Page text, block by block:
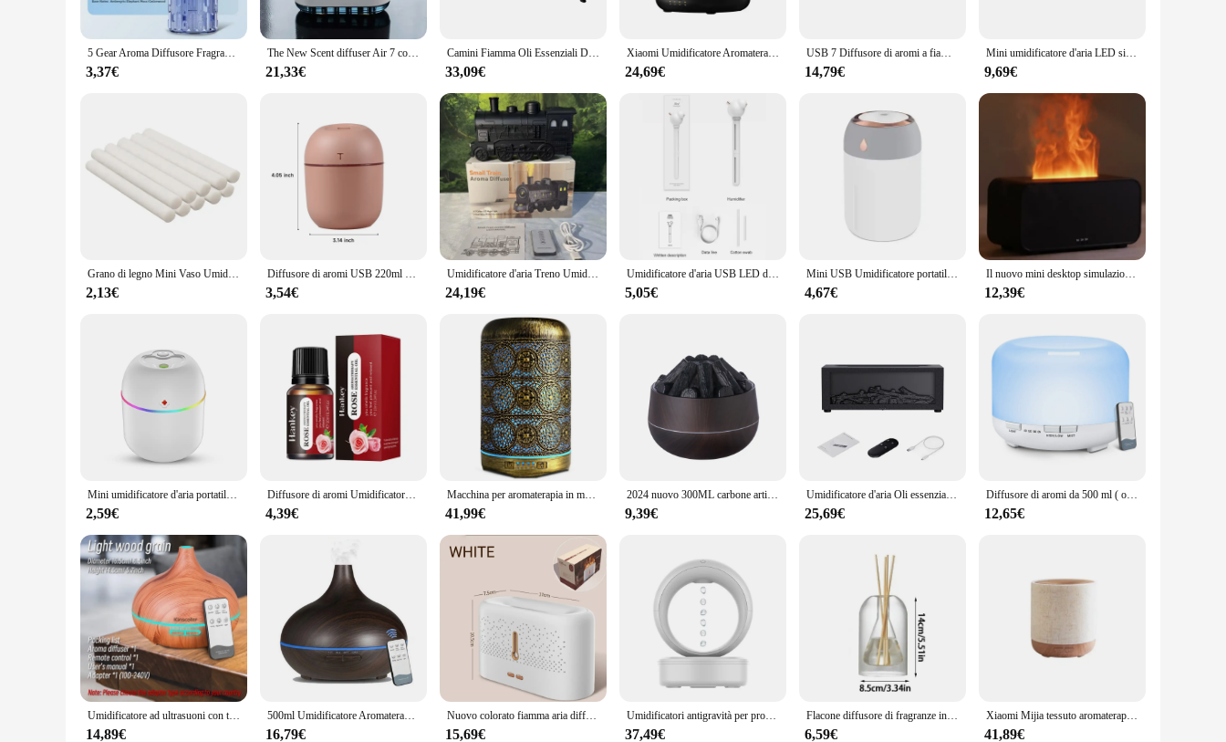
5 Gear Aroma Diffusore Fragranza Olio Essenziale Aromaterapia Macchina Umidificatore A Parete Macchina Deodorante Camera da Letto Toilette
3,37€
The New Scent diffuser Air 7 color LED Aromatherapy Essential oil humidifier Ultrasonic fog generator Aroma diffuser
21,33€
Camini Fiamma Oli Essenziali Diffusore Umidificatore Domestico Spina UE USA con Luci Notturne Colorate Diffusore di Aroma Antistress
33,09€
Xiaomi Umidificatore Aromaterapia Diffusore Creativo Vulcanico Crepa Luce Artiglieria Diffusore di Aroma per Desktop Domestico Anello Spray
24,69€
USB 7 Diffusore di aromi a fiamma colorata Senza acqua Spegnimento automatico Aroma Diffusore di oli essenziali Umidificatore ricaricabile per Spa Yoga Gym
14,79€
Mini umidificatore d'aria LED simulazione fiamma colorata diffusore di aromi ad ultrasuoni creatore di nebbia fredda nebulizzatore lampada a fiamma di olio essenziale
9,69€
Grano di legno Mini Vaso Umidificatore USB Elettrico Ad Ultrasuoni Acqua Aroma Olio Essenziale Diffusore Casa Camera Fragranza Purificatore D'aria
2,13€
Diffusore di aromi USB 220ml Mini diffusore di olio essenziale umidificatore portatile muto ad ultrasuoni umidificatore per veicoli con luci a LED
3,54€
Umidificatore d'aria Treno Umidificatore Treno Diffusore Aromaterapia ad ultrasuoni Mist Maker Fragranza Olio essenziale Aroma Diffusore
24,19€
Umidificatore d'aria USB LED diffusore silenzioso portatile purificatore per auto diffusore di aromi nebulizzatore per umidificazione Home Office staccabile
5,05€
Mini USB Umidificatore portatile Diffusore di aromi LED Nebbia di luce fredda per stanza, purificatore di piante per auto domestiche 330 ml diffusore aria per auto
4,67€
Il nuovo mini desktop simulazione fiamma umidificatore luci notturne a 7 colori può aggiungere impostazione temporizzazione olio essenziale diffusore USB aromaterapia
12,39€
Mini umidificatore d'aria portatile atomizzatore USB diffusore di aromi Desktop Indoor Household muto idratante atomizzazione dell'aria umidificatore
2,59€
Diffusore di aromi Umidificatore Atomizzatore di nebbia fredda ad ultrasuoni Diffusore di lampada a fiamma per simulazione di olio essenziale a LED
4,39€
Macchina per aromaterapia in metallo 260ml Diffusore di oli essenziali Umidificatore 7 colori Luce notturna Spegnimento automatico Timer Ufficio Camera da letto
41,99€
2024 nuovo 300ML carbone artificiale umidificatore d'aria diffusore di aromi nebulizzatore Mini diffusore con luce notturna per la casa
9,39€
Umidificatore d'aria Oli essenziali Umidificatori Aroma domestico Umidificatore Fiamma Diffusore automatico di fragranze con telecomando a luce LED
25,69€
Diffusore di aromi da 500 ml ( oli opzionali), umidificatore diffusore per aromaterapia con oli essenziali 5 V 2 A con telecomando per l'home office
12,65€
Umidificatore ad ultrasuoni con telecomando a grana di legno con diffusore di olio essenziale per aromaterapia da 500ml di alta qualità con luce a 7 colori
14,89€
500ml Umidificatore Aromaterapia Diffusore di oli essenziali Grano di legno Telecomando ad ultrasuoni 7 luci colorate per la camera da letto di casa
16,79€
Nuovo colorato fiamma aria diffusore di aromi umidificatore ad ultrasuoni Cool Mist Maker Fogger Led silenzioso olio essenziale fiamma lampada
15,69€
Umidificatori antigravità per profumo da 680ML Mini USB portatile diffusore di aromi oli essenziali depuratore d'aria a goccia d'acqua per la camera da letto di casa
37,49€
Flacone diffusore di fragranze in vetro trasparente flacone di olio essenziale per aromaterapia a doppio strato con contenitori per la conservazione di bastoncini di canna
6,59€
Xiaomi Mijia tessuto aromaterapia macchina Desktop casa camera da letto aromaterapia macchina olio essenziale umidificatore diffusore ad ultrasuoni
41,89€